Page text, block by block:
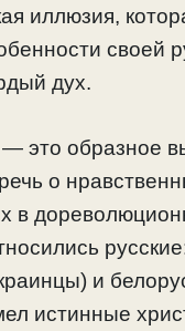
иллюзия,
своей
дух.
это образное
о
в
и
истинные